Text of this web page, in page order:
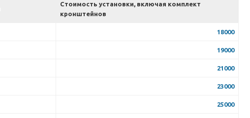
Стоимость установки, включая комплект
кронштейнов
18000
19000
21000
23000
25000